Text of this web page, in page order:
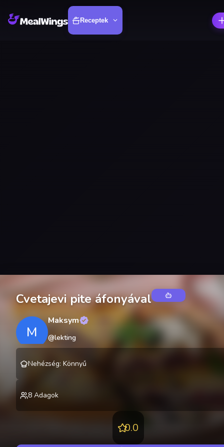
Receptek
Cvetajevi pite áfonyával
M
Maksym
@lekting
Nehézség: Könnyű
8 Adagok
0.0